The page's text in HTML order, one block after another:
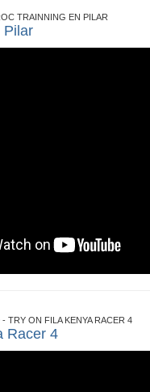
TRAINNING EN PILAR
Pilar
- TRY ON FILA KENYA RACER 4
Racer 4